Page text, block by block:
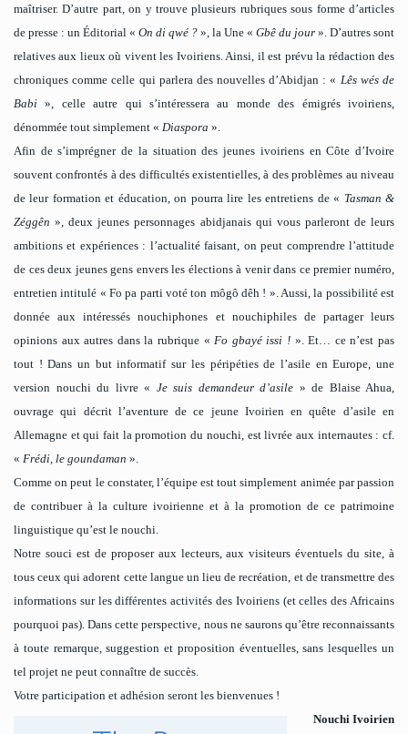
maîtriser. D’autre part, on y trouve plusieurs rubriques sous forme d’articles
de presse : un Éditorial « On di qwé ? », la Une « Gbê du jour ». D’autres sont
relatives aux lieux où vivent les Ivoiriens. Ainsi, il est prévu la rédaction des
chroniques comme celle qui parlera des nouvelles d’Abidjan : « Lês wés de
Babi », celle autre qui s’intéressera au monde des émigrés ivoiriens,
dénommée tout simplement « Diaspora ».
Afin de s’imprégner de la situation des jeunes ivoiriens en Côte d’Ivoire
souvent confrontés à des difficultés existentielles, à des problèmes au niveau
de leur formation et éducation, on pourra lire les entretiens de « Tasman &
Zéggên », deux jeunes personnages abidjanais qui vous parleront de leurs
ambitions et expériences : l’actualité faisant, on peut comprendre l’attitude
de ces deux jeunes gens envers les élections à venir dans ce premier numéro,
entretien intitulé « Fo pa parti voté ton môgô dêh ! ». Aussi, la possibilité est
donnée aux intéressés nouchiphones et nouchiphiles de partager leurs
opinions aux autres dans la rubrique « Fo gbayé issi ! ». Et… ce n’est pas
tout ! Dans un but informatif sur les péripéties de l’asile en Europe, une
version nouchi du livre « Je suis demandeur d’asile » de Blaise Ahua,
ouvrage qui décrit l’aventure de ce jeune Ivoirien en quête d’asile en
Allemagne et qui fait la promotion du nouchi, est livrée aux internautes : cf.
« Frédi, le goundaman ».
Comme on peut le constater, l’équipe est tout simplement animée par passion
de contribuer à la culture ivoirienne et à la promotion de ce patrimoine
linguistique qu’est le nouchi.
Notre souci est de proposer aux lecteurs, aux visiteurs éventuels du site, à
tous ceux qui adorent cette langue un lieu de recréation, et de transmettre des
informations sur les différentes activités des Ivoiriens (et celles des Africains
pourquoi pas). Dans cette perspective, nous ne saurons qu’être reconnaissants
à toute remarque, suggestion et proposition éventuelles, sans lesquelles un
tel projet ne peut connaître de succès.
Votre participation et adhésion seront les bienvenues !
Nouchi Ivoirien